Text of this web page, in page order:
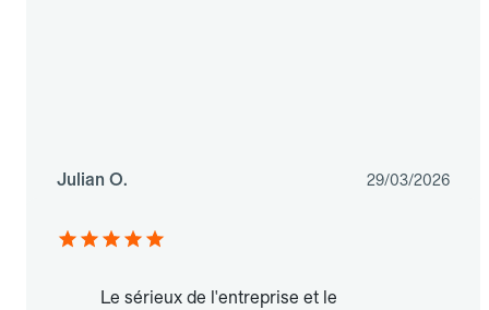
Julian O. 29/03/2026
Le sérieux de l'entreprise et le